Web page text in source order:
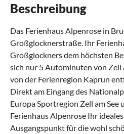
Beschreibung
Das Ferienhaus Alpenrose in
Großglocknerstraße. Ihr
Großglockners dem höchsten
sich nur 5 Autominuten von Zell
von der Ferienregion Kaprun
Direkt am Eingang des
Europa Sportregion Zell am See
Ferienhaus Alpenrose Ihr
Ausgangspunkt für die wohl